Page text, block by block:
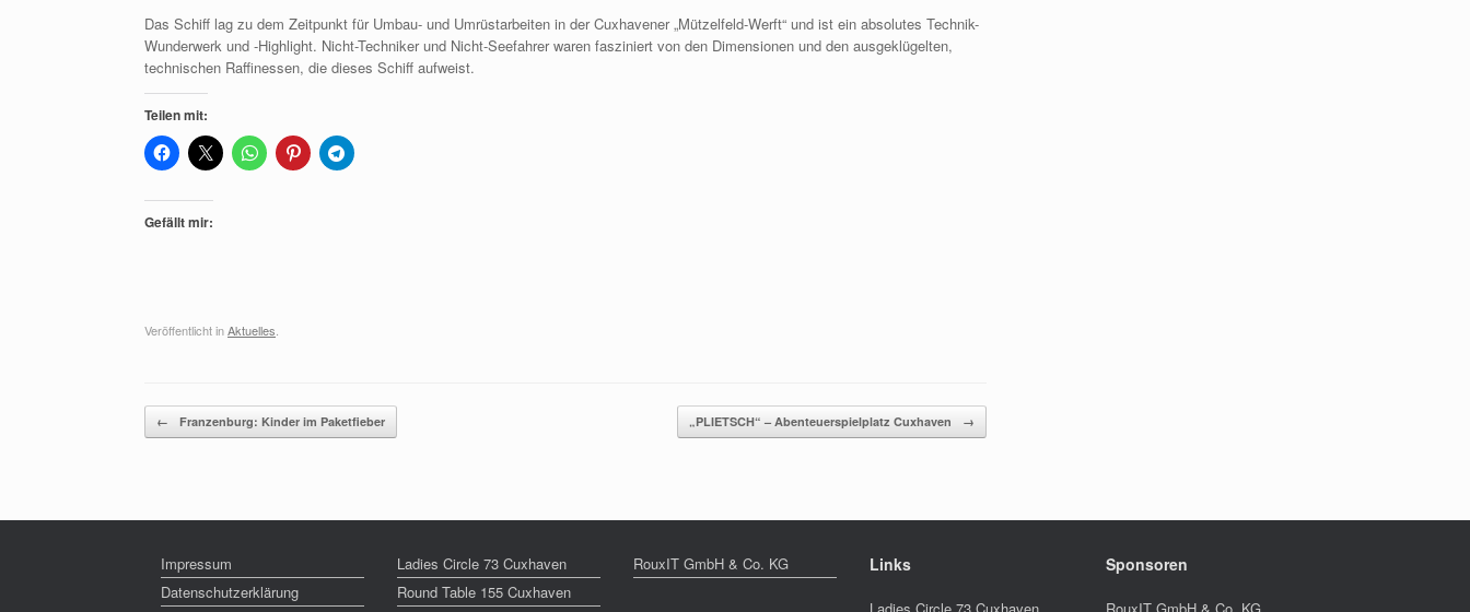
Das Schiff lag zu dem Zeitpunkt für Umbau- und Umrüstarbeiten in der Cuxhavener „Mützelfeld-Werft“ und ist ein absolutes Technik-
Wunderwerk und -Highlight. Nicht-Techniker und Nicht-Seefahrer waren fasziniert von den Dimensionen und den ausgeklügelten,
technischen Raffinessen, die dieses Schiff aufweist.
Teilen mit:
Gefällt mir:
Veröffentlicht inAktuelles
Beitragsnavigation
← Franzenburg: Kinder im Paketfieber „PLIETSCH“ – Abenteuerspielplatz Cuxhaven →
Impressum
Datenschutzerklärung
Ladies Circle 73 Cuxhaven
Round Table 155 Cuxhaven
RouxIT GmbH & Co. KG Links Sponsoren